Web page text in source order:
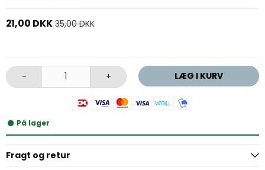
21,00 DKK 35,00 DKK
- + LÆG I KURV
På lager
Fragt og retur